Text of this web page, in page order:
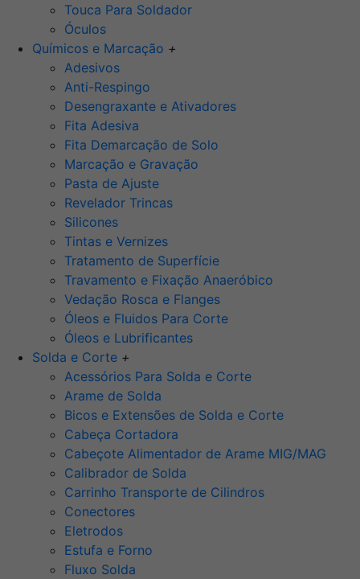
Touca Para Soldador
Óculos
Químicos e Marcação +
Adesivos
Anti-Respingo
Desengraxante e Ativadores
Fita Adesiva
Fita Demarcação de Solo
Marcação e Gravação
Pasta de Ajuste
Revelador Trincas
Silicones
Tintas e Vernizes
Tratamento de Superfície
Travamento e Fixação Anaeróbico
Vedação Rosca e Flanges
Óleos e Fluidos Para Corte
Óleos e Lubrificantes
Solda e Corte +
Acessórios Para Solda e Corte
Arame de Solda
Bicos e Extensões de Solda e Corte
Cabeça Cortadora
Cabeçote Alimentador de Arame MIG/MAG
Calibrador de Solda
Carrinho Transporte de Cilindros
Conectores
Eletrodos
Estufa e Forno
Fluxo Solda